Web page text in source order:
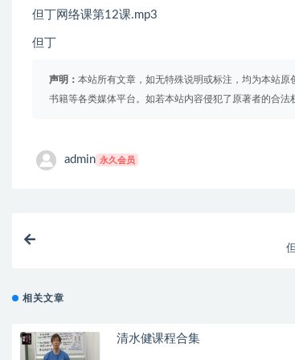
但丁网络课第12课.mp3
但丁
声明： 本站所有文章，如无特殊说明或标注，均为本站
书籍等各类媒体平台。如若本站内容侵犯了原著者的合法
admin 永久会员
相关文章
清水健课程合集